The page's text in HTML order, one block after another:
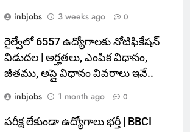
inbjobs
3 weeks ago 0
రైల్వేలో 6557 ఉద్యోగాలకు నోటిఫికేషన్
విడుదల | అర్హతలు, ఎంపిక విధానం,
జీతము, అప్లై విధానం వివరాలు ఇవే..
inbjobs
1 month ago 0
పరీక్ష లేకుండా ఉద్యోగాలు భర్తీ | BBCI